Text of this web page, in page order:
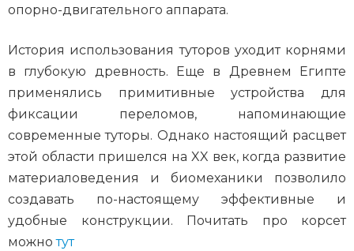
опорно-двигательного аппарата.
История использования туторов уходит корнями
в глубокую древность. Еще в Древнем Египте
применялись примитивные устройства для
фиксации переломов, напоминающие
современные туторы. Однако настоящий расцвет
этой области пришелся на XX век, когда развитие
материаловедения и биомеханики позволило
создавать по-настоящему эффективные и
удобные конструкции. Почитать про корсет
можнотут